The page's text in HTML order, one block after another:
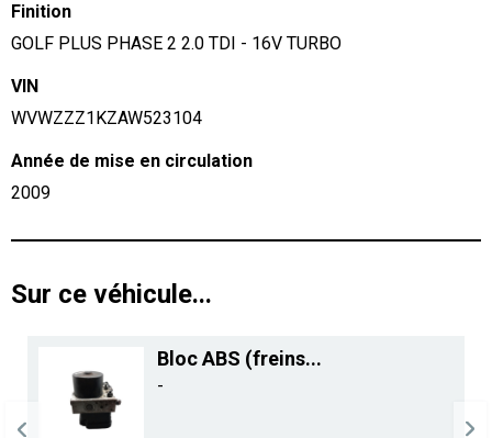
Finition
GOLF PLUS PHASE 2 2.0 TDI - 16V TURBO
VIN
WVWZZZ1KZAW523104
Année de mise en circulation
2009
Sur ce véhicule...
Bloc ABS (freins...
-